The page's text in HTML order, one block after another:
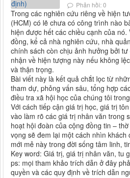
Phản hồi: 0
Trong các nghiên cứu riêng về hiện
(HCM) có lẽ chưa có công trình nào
hiện được hết các chiều cạnh của
đồng, kể cả nhà nghiên cứu, nhà
chính sách còn chịu ảnh hưởng bởi
nhận về hiện tượng này nếu không
và thận trọng.
Bài viết này là kết quả chắt lọc từ
tham dự, phỏng vấn sâu, tổng hợp
điều tra xã hội học của chúng tôi
Với cách tiếp cận giá trị học, giá trị
vào làm rõ các giá trị nhân văn trong
hoạt hội đoàn của cộng đồng tin –
vọng sẽ đem lại một cách nhìn khách
mới mẻ này trong đời sống tâm linh,
Key word: Giá trị, giá trị nhân văn, tu
ps: mọi tham khảo trích dẫn ở đây
quyền và các quy định về trích dẫn